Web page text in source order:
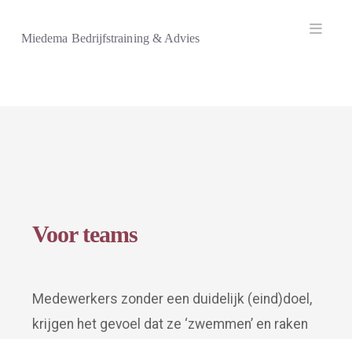
Miedema Bedrijfstraining & Advies
Voor teams
Medewerkers zonder een duidelijk (eind)doel,
krijgen het gevoel dat ze ‘zwemmen’ en raken